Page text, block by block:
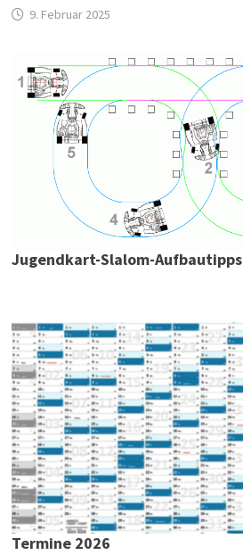
9. Februar 2025
Jugendkart-Slalom-Aufbautipps
Termine 2026